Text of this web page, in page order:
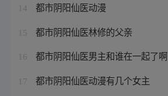
14 都市阴阳仙医动漫
15 都市阴阳仙医林修的父亲
16 都市阴阳仙医男主和谁在一起了啊
17 都市阴阳仙医动漫有几个女主